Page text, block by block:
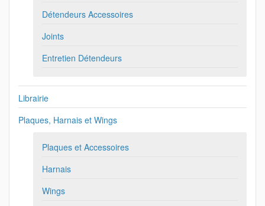
Détendeurs Accessoires
Joints
Entretien Détendeurs
Librairie
Plaques, Harnais et Wings
Plaques et Accessoires
Harnais
Wings